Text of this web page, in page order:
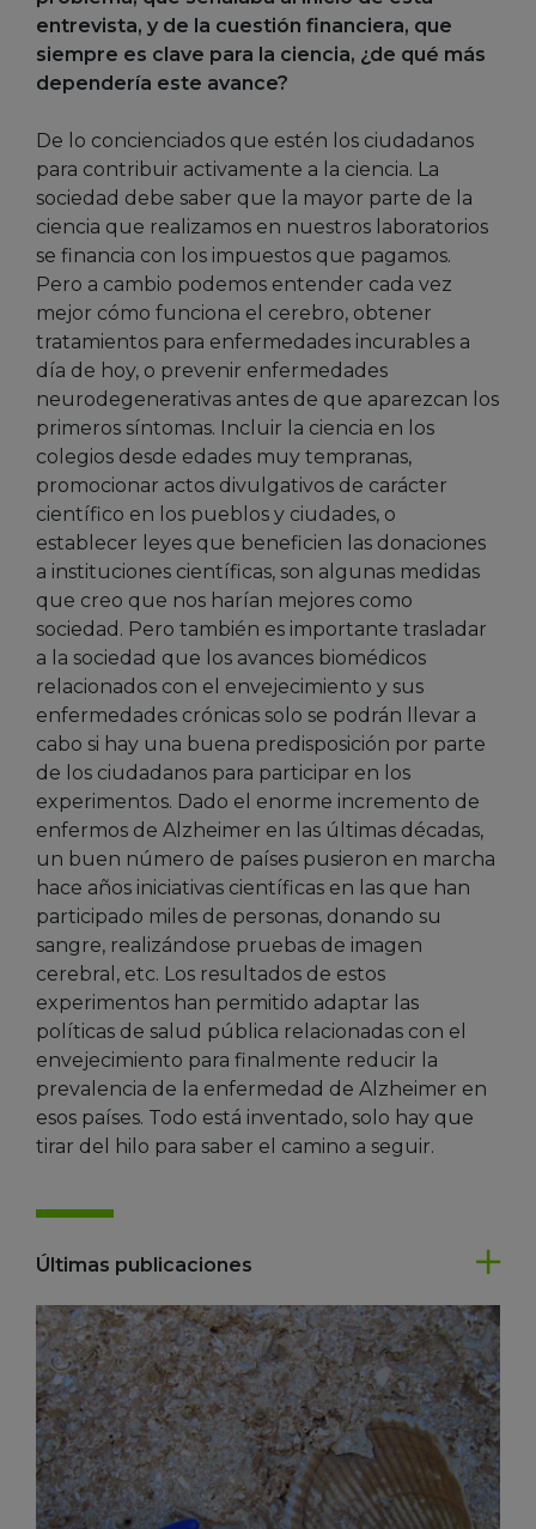
entrevista, y de la cuestión financiera, que
siempre es clave para la ciencia, ¿de qué más
dependería este avance?
De lo concienciados que estén los ciudadanos
para contribuir activamente a la ciencia. La
sociedad debe saber que la mayor parte de la
ciencia que realizamos en nuestros laboratorios
se financia con los impuestos que pagamos.
Pero a cambio podemos entender cada vez
mejor cómo funciona el cerebro, obtener
tratamientos para enfermedades incurables a
día de hoy, o prevenir enfermedades
neurodegenerativas antes de que aparezcan los
primeros síntomas. Incluir la ciencia en los
colegios desde edades muy tempranas,
promocionar actos divulgativos de carácter
científico en los pueblos y ciudades, o
establecer leyes que beneficien las donaciones
a instituciones científicas, son algunas medidas
que creo que nos harían mejores como
sociedad. Pero también es importante trasladar
a la sociedad que los avances biomédicos
relacionados con el envejecimiento y sus
enfermedades crónicas solo se podrán llevar a
cabo si hay una buena predisposición por parte
de los ciudadanos para participar en los
experimentos. Dado el enorme incremento de
enfermos de Alzheimer en las últimas décadas,
un buen número de países pusieron en marcha
hace años iniciativas científicas en las que han
participado miles de personas, donando su
sangre, realizándose pruebas de imagen
cerebral, etc. Los resultados de estos
experimentos han permitido adaptar las
políticas de salud pública relacionadas con el
envejecimiento para finalmente reducir la
prevalencia de la enfermedad de Alzheimer en
esos países. Todo está inventado, solo hay que
tirar del hilo para saber el camino a seguir.
Últimas publicaciones